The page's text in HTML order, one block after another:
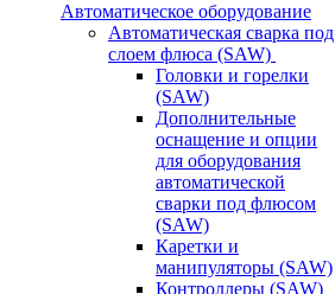
Автоматическое оборудование
Автоматическая сварка под
слоем флюса (SAW)
Головки и горелки
(SAW)
Дополнительные
оснащение и опции
для оборудования
автоматической
сварки под флюсом
(SAW)
Каретки и
манипуляторы (SAW)
Контроллеры (SAW)